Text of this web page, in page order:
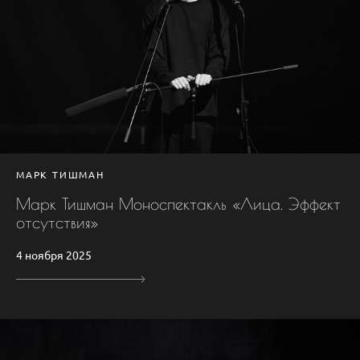
МАРК ТИШМАН
Марк Тишман Моноспектакль «Лица. Эффект
отсутствия»
4 ноября 2025